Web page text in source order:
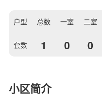
户型
套数
总数
1
一室
0
二室
0
小区简介